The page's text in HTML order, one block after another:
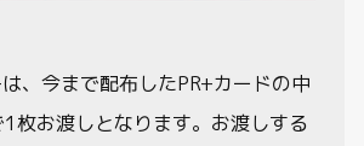
、今まで配布したPR+カードの中
枚お渡しとなります。お渡しする